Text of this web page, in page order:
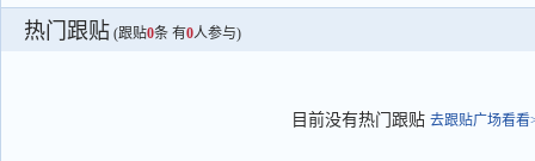
热门跟贴 (跟贴0条 有0人参与)
目前没有热门跟贴 去跟贴广场看看